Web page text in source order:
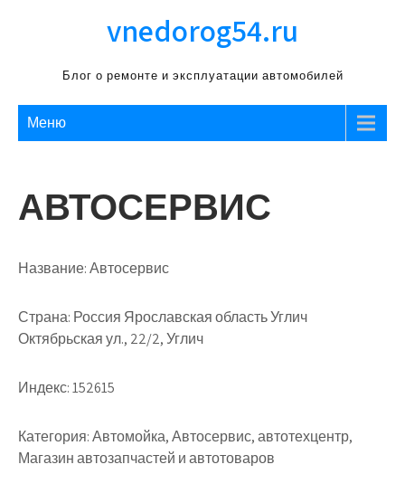
vnedorog54.ru
Блог о ремонте и эксплуатации автомобилей
Меню
АВТОСЕРВИС
Название:Автосервис
Страна: Россия Ярославская область Углич
Октябрьская ул., 22/2, Углич
Индекс:152615
Категория:Автомойка, Автосервис, автотехцентр,
Магазин автозапчастей и автотоваров